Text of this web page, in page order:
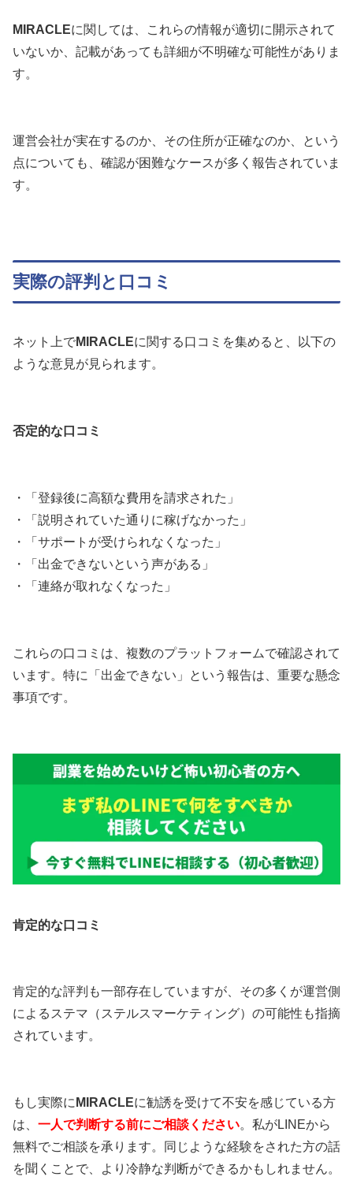
MIRACLEに関しては、これらの情報が適切に開示されて
いないか、記載があっても詳細が不明確な可能性がありま
す。
運営会社が実在するのか、その住所が正確なのか、という
点についても、確認が困難なケースが多く報告されていま
す。
実際の評判と口コミ
ネット上でMIRACLEに関する口コミを集めると、以下の
ような意見が見られます。
否定的な口コミ
・「登録後に高額な費用を請求された」
・「説明されていた通りに稼げなかった」
・「サポートが受けられなくなった」
・「出金できないという声がある」
・「連絡が取れなくなった」
これらの口コミは、複数のプラットフォームで確認されて
います。特に「出金できない」という報告は、重要な懸念
事項です。
肯定的な口コミ
肯定的な評判も一部存在していますが、その多くが運営側
によるステマ（ステルスマーケティング）の可能性も指摘
されています。
もし実際に MIRACLEに勧誘を受けて不安を感じている方
は、 一人で判断する前にご相談ください。私がLINEから
無料でご相談を承ります。同じような経験をされた方の話
を聞くことで、より冷静な判断ができるかもしれません。